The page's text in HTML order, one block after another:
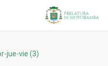
jue-vie (3)